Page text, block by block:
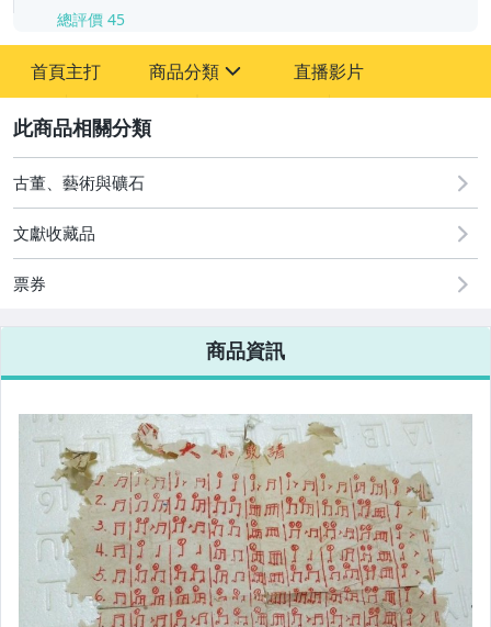
總評價 45
首頁主打 商品分類
其它
直播影片
古董、藝術與礦石
文獻收藏品
票券
商品資訊